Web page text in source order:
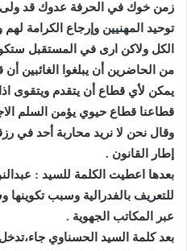
زمن خوك في الحرفة عدوك قد ولى
توحيد المهنيين وإرجاع الكرامة
الكل ولاكن ارى في المستقبل
من الحاضرين أن يبلغوا الغائبين أن
يمكن لأي قطاع أن يتقدم ويتقوى
قطاعنا قطاع حيوي يؤمن السلم
وقال نحن لا نريد محاربة أحد في
إطار القانون .
بعدها اعطيت الكلمة للسيد :
للتعريف بالفدرالية وسبب
عبر المكاتب الجهوية .
بعد كلمة السيد الحسناوي